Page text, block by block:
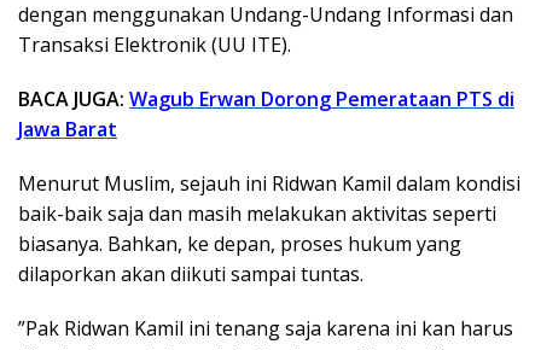
dengan menggunakan Undang-Undang Informasi dan
Transaksi Elektronik (UU ITE).
BACA JUGA: Wagub Erwan Dorong Pemerataan PTS di
Jawa Barat
Menurut Muslim, sejauh ini Ridwan Kamil dalam kondisi
baik-baik saja dan masih melakukan aktivitas seperti
biasanya. Bahkan, ke depan, proses hukum yang
dilaporkan akan diikuti sampai tuntas.
”Pak Ridwan Kamil ini tenang saja karena ini kan harus